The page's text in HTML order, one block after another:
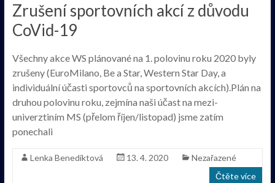
Zrušení sportovních akcí z důvodu
CoVid-19
Všechny akce WS plánované na 1. polovinu roku 2020 byly
zrušeny (EuroMilano, Be a Star, Western Star Day, a
individuální účasti sportovců na sportovních akcích).Plán na
druhou polovinu roku, zejmína naši účast na mezi-
univerztiním MS (přelom říjen/listopad) jsme zatím
ponechali
Lenka Benediktová 13. 4. 2020
Nezařazené
Čtěte více